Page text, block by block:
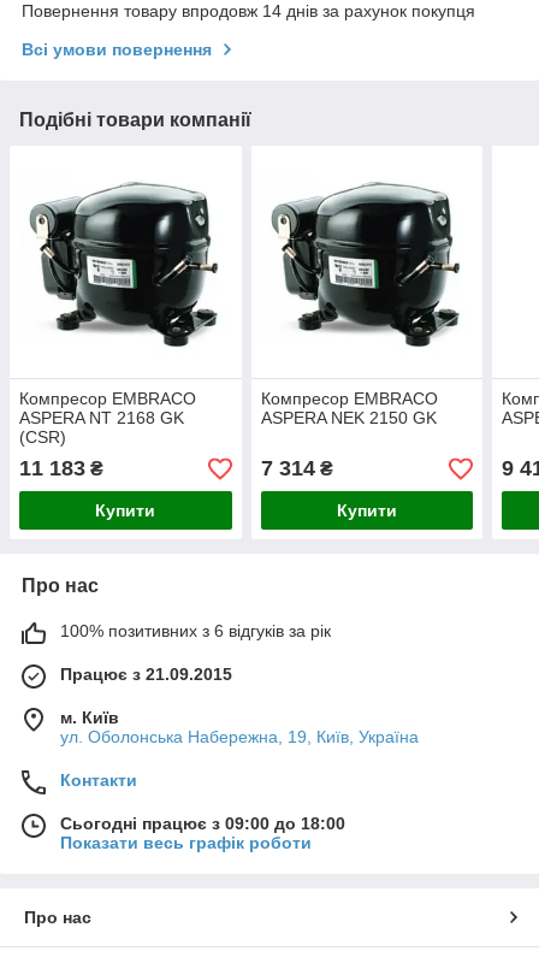
Повернення товару впродовж 14 днів за рахунок покупця
Всі умови повернення
Подібні товари компанії
Компресор EMBRACO
ASPERA NT 2168 GK
(CSR)
11 183 ₴
Купити
Компресор EMBRACO
ASPERA NEK 2150 GK
7 314₴
Купити
9
Про нас
100% позитивних з 6 відгуків за рік
Працює з 21.09.2015
м. Київ
ул. Оболонська Набережна, 19, Київ, Україна
Контакти
Сьогодні працює з 09:00 до 18:00
Показати весь графік роботи
Про нас